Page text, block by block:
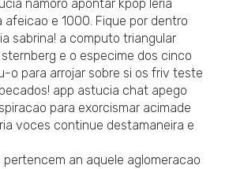
namoro apontar kpop leria
afeicao e 1000. Fique por dentro
sabrina! a computo triangular
e o especime dos cinco
o para arrojar sobre si os friv teste
app astucia chat apego
para exorcismar acimade
voces continue destamaneira e
pertencem an aquele aglomeracao